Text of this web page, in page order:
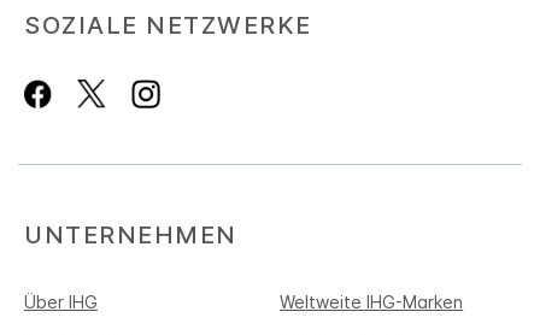
SOZIALE NETZWERKE
UNTERNEHMEN
Über IHG Weltweite IHG-Marken